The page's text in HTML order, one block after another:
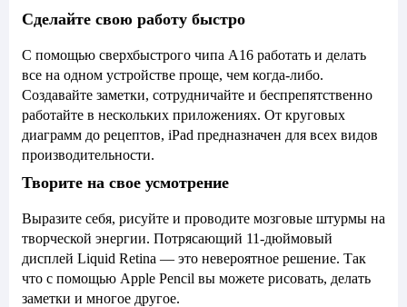
Сделайте свою работу быстро
С помощью сверхбыстрого чипа A16 работать и делать
все на одном устройстве проще, чем когда-либо.
Создавайте заметки, сотрудничайте и беспрепятственно
работайте в нескольких приложениях. От круговых
диаграмм до рецептов, iPad предназначен для всех видов
производительности.
Творите на свое усмотрение
Выразите себя, рисуйте и проводите мозговые штурмы на
творческой энергии. Потрясающий 11-дюймовый
дисплей Liquid Retina — это невероятное решение. Так
что с помощью Apple Pencil вы можете рисовать, делать
заметки и многое другое.